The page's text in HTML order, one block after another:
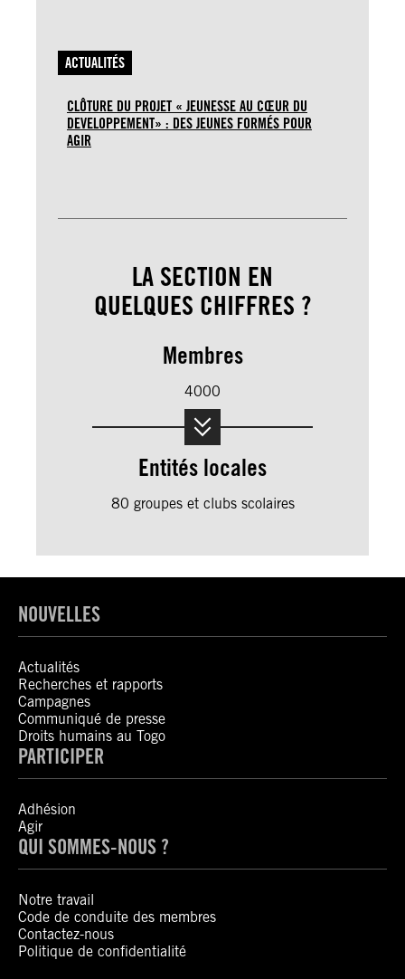
ACTUALITÉS
CLÔTURE DU PROJET « JEUNESSE AU CŒUR DU
DEVELOPPEMENT» : DES JEUNES FORMÉS POUR
AGIR
LA SECTION EN
QUELQUES CHIFFRES ?
Membres
4000
Entités locales
80 groupes et clubs scolaires
NOUVELLES
Actualités
Recherches et rapports
Campagnes
Communiqué de presse
Droits humains au Togo
PARTICIPER
Adhésion
Agir
QUI SOMMES-NOUS ?
Notre travail
Code de conduite des membres
Contactez-nous
Politique de confidentialité